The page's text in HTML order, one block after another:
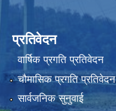
प्रतिवेदन
वार्षिक प्रगति प्रतिवेदन
चौमासिक प्रगति प्रतिवेदन
सार्वजनिक सुनुवाई